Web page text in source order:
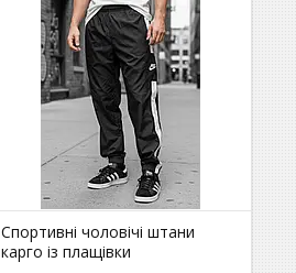
Спортивні чоловічі штани
карго із плащівки